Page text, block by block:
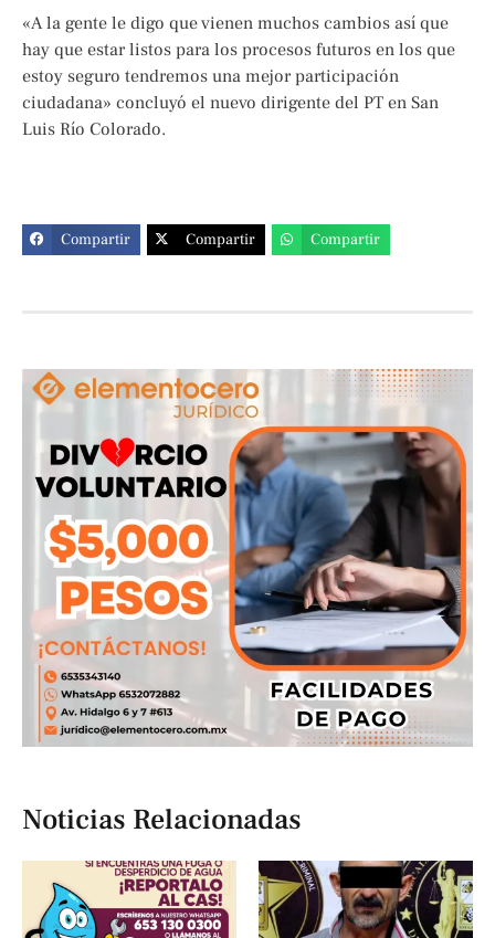
«A la gente le digo que vienen muchos cambios así que
hay que estar listos para los procesos futuros en los que
estoy seguro tendremos una mejor participación
ciudadana» concluyó el nuevo dirigente del PT en San
Luis Río Colorado.
Compartir Compartir Compartir
Noticias Relacionadas